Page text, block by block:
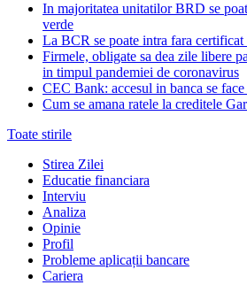
In majoritatea unitatilor BRD se
verde
La BCR se poate intra fara certificat
Firmele, obligate sa dea zile libere
in timpul pandemiei de coronavirus
CEC Bank: accesul in banca se
Cum se amana ratele la creditele
Toate stirile
Stirea Zilei
Educatie financiara
Interviu
Analiza
Opinie
Profil
Probleme aplicații bancare
Cariera